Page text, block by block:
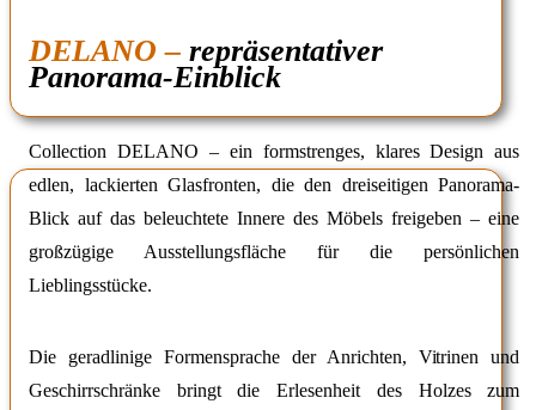
DELANO – repräsentativer
Panorama-Einblick
Collection DELANO – ein formstrenges, klares Design aus
edlen, lackierten Glasfronten, die den dreiseitigen Panorama-
Blick auf das beleuchtete Innere des Möbels freigeben – eine
großzügige Ausstellungsfläche für die persönlichen
Lieblingsstücke.
Die geradlinige Formensprache der Anrichten, Vitrinen und
Geschirrschränke bringt die Erlesenheit des Holzes zum